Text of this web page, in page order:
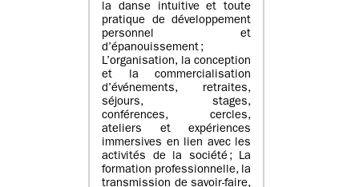
la danse intuitive et toute
pratique de développement
personnel et
d’épanouissement ;
L’organisation, la conception
et la commercialisation
d’événements, retraites,
séjours, stages,
conférences, cercles,
ateliers et expériences
immersives en lien avec les
activités de la société ; La
formation professionnelle, la
transmission de savoir-faire,